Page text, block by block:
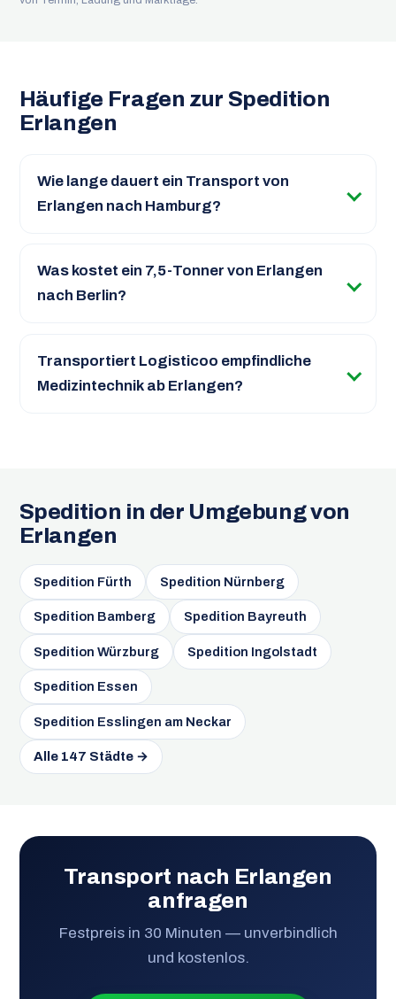
Häufige Fragen zur Spedition
Erlangen
Wie lange dauert ein Transport von
Erlangen nach Hamburg?
Was kostet ein 7,5-Tonner von Erlangen
nach Berlin?
Transportiert Logisticoo empfindliche
Medizintechnik ab Erlangen?
Spedition in der Umgebung von
Erlangen
Spedition Fürth Spedition Nürnberg
Spedition Bamberg Spedition Bayreuth
Spedition Würzburg Spedition Ingolstadt
Spedition Essen
Spedition Esslingen am Neckar
Alle 147 Städte →
Transport nach Erlangen
anfragen
Festpreis in 30 Minuten — unverbindlich
und kostenlos.